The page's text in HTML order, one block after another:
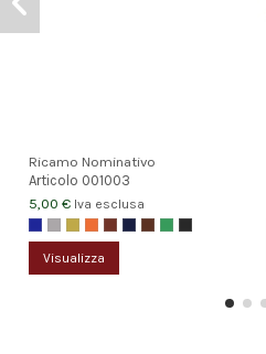
Ricamo Nominativo
Articolo 001003
5,00 € Iva esclusa
Visualizza